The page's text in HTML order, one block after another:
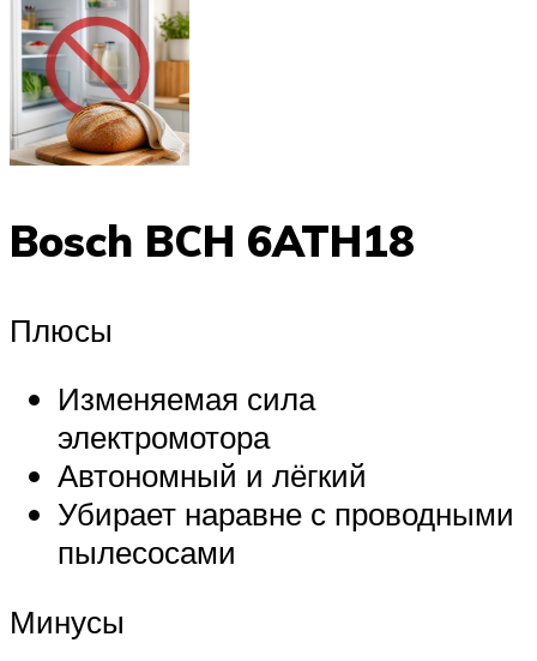
Bosch BCH 6ATH18
Плюсы
Изменяемая сила
электромотора
Автономный и лёгкий
Убирает наравне с проводными
пылесосами
Минусы